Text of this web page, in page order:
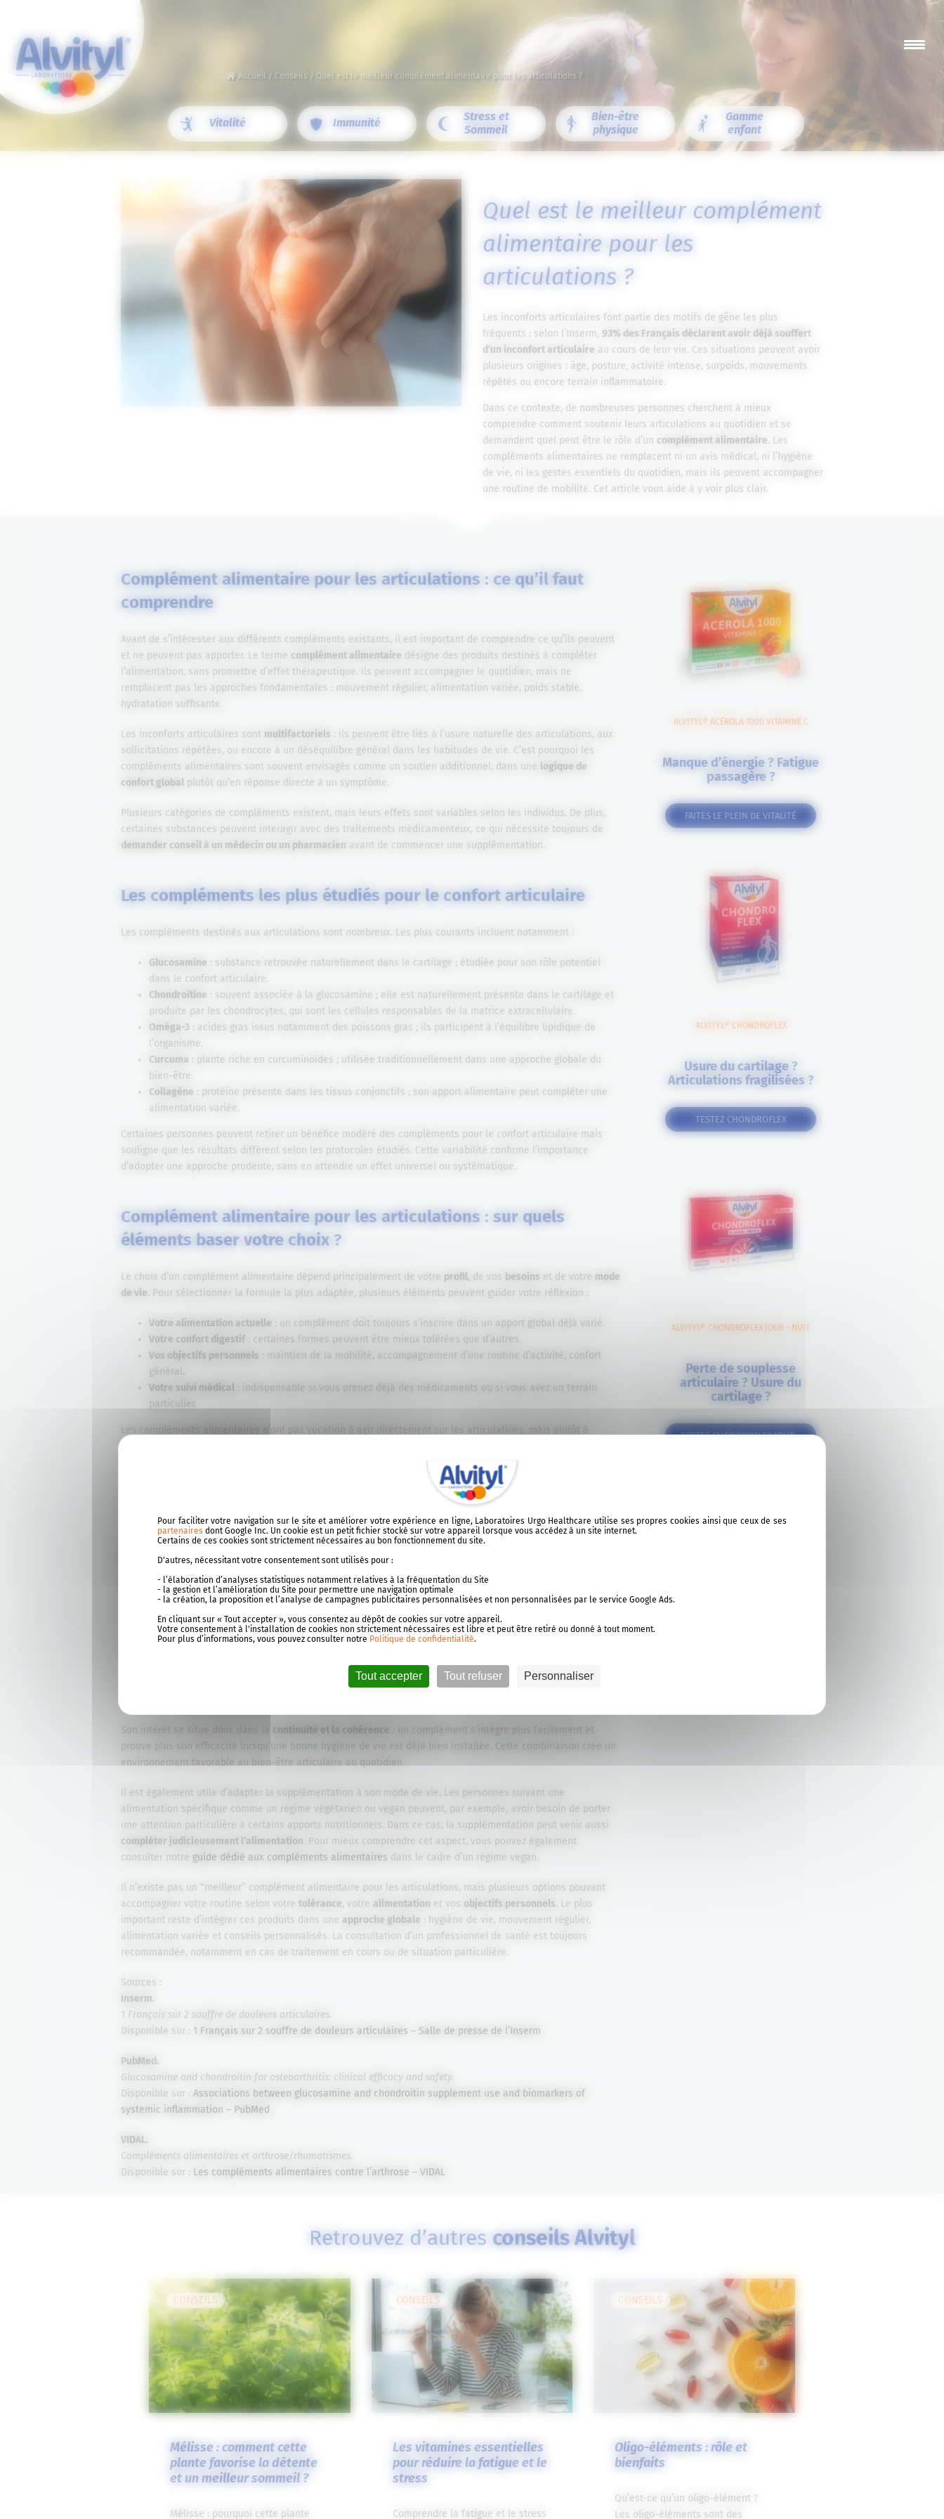
Accueil / Conseils / Quel est le meilleur complément alimentaire pour les articulations ?
Vitalité Immunité
Stress et
Sommeil
Bien-être
physique
Gamme
enfant
Quel est le meilleur complément
alimentaire pour les
articulations ?
Les inconforts articulaires font partie des motifs de gêne les plus
fréquents : selon l’Inserm, 93% des Français déclarent avoir déjà souffert
d’un inconfort articulaire au cours de leur vie. Ces situations peuvent avoir
plusieurs origines : âge, posture, activité intense, surpoids, mouvements
répétés ou encore terrain inflammatoire.
Dans ce contexte, de nombreuses personnes cherchent à mieux
comprendre comment soutenir leurs articulations au quotidien et se
demandent quel peut être le rôle d’un complément alimentaire. Les
compléments alimentaires ne remplacent ni un avis médical, ni l’hygiène
de vie, ni les gestes essentiels du quotidien, mais ils peuvent accompagner
une routine de mobilité. Cet article vous aide à y voir plus clair.
Complément alimentaire pour les articulations : ce qu’il faut
comprendre
Avant de s’intéresser aux différents compléments existants, il est important de comprendre ce qu’ils peuvent
et ne peuvent pas apporter. Le terme complément alimentaire désigne des produits destinés à compléter
l’alimentation, sans promettre d’effet thérapeutique. Ils peuvent accompagner le quotidien, mais ne
remplacent pas les approches fondamentales : mouvement régulier, alimentation variée, poids stable,
hydratation suffisante.
Les inconforts articulaires sont multifactoriels : ils peuvent être liés à l’usure naturelle des articulations, aux
sollicitations répétées, ou encore à un déséquilibre général dans les habitudes de vie. C’est pourquoi les
compléments alimentaires sont souvent envisagés comme un soutien additionnel, dans une logique de
confort globalplutôt qu’en réponse directe à un symptôme.
Plusieurs catégories de compléments existent, mais leurs effets sont variables selon les individus. De plus,
certaines substances peuvent interagir avec des traitements médicamenteux, ce qui nécessite toujours de
demander conseil à un médecin ou un pharmacien avant de commencer une supplémentation.
Les compléments les plus étudiés pour le confort articulaire
Les compléments destinés aux articulations sont nombreux. Les plus courants incluent notamment :
Glucosamine : substance retrouvée naturellement dans le cartilage ; étudiée pour son rôle potentiel
dans le confort articulaire.
Chondroïtine : souvent associée à la glucosamine ; elle est naturellement présente dans le cartilage et
produite par les chondrocytes, qui sont les cellules responsables de la matrice extracellulaire.
Oméga-3: acides gras issus notamment des poissons gras ; ils participent à l’équilibre lipidique de
l’organisme.
Curcuma : plante riche en curcuminoïdes ; utilisée traditionnellement dans une approche globale du
bien-être.
Collagène : protéine présente dans les tissus conjonctifs ; son apport alimentaire peut compléter une
alimentation variée.
Certaines personnes peuvent retirer un bénéfice modéré des compléments pour le confort articulaire mais
souligne que les résultats diffèrent selon les protocoles étudiés. Cette variabilité confirme l’importance
d’adopter une approche prudente, sans en attendre un effet universel ou systématique.
Complément alimentaire pour les articulations : sur quels
éléments baser votre choix ?
Le choix d’un complément alimentaire dépend principalement de votre profil, de vos besoins et de votre mode
de vie. Pour sélectionner la formule la plus adaptée, plusieurs éléments peuvent guider votre réflexion :
Votre alimentation actuelle : un complément doit toujours s’inscrire dans un apport global déjà varié.
Votre confort digestif: certaines formes peuvent être mieux tolérées que d’autres.
Vos objectifs personnels : maintien de la mobilité, accompagnement d’une routine d’activité, confort
général.
Votre suivi médical: indispensable si vous prenez déjà des médicaments ou si vous avez un terrain
particulier.
Les compléments alimentaires n’ont pas vocation à agir directement sur les articulations, mais plutôt à
Si vous cherchez une solution pour compléter votre alimentation quotidienne,l’Acérola 1000 Alvityl
apporte une source pratique de vitamine C issue d’un fruit naturellement riche en nutriments.
Intégrer un complément alimentaire dans une approche globale
du bien-être articulaire
Introduire un complément alimentaire pour les articulations prend tout son sens lorsqu’il s’intègre dans une
approche globale du bien-être. Il n’agit pas seul, mais vientapporter un soutien nutritionnel supplémentaire
certaines personnes, il peut représenter un moyen simple d’assurer un apport régulier en nutriments difficiles
à obtenir en quantité suffisante : oméga-3, collagène, glucosamine, chondroïtine… autant de nutriments que
Son intérêt se situe donc dans la continuité et la cohérence
: un complément s’intègre plus facilement et
prouve plus son efficacité lorsqu’une bonne hygiène de vie est déjà bien installée. Cette combinaison crée un
environnement favorable au bien-être articulaire au quotidien.
Il est également utile d’adapter la supplémentation à son mode de vie. Les personnes suivant une
alimentation spécifique comme un régime végétarien ou vegan peuvent, par exemple, avoir besoin de porter
une attention particulière à certains apports nutritionnels. Dans ce cas, la supplémentation peut venir aussi
compléter judicieusement l’alimentation. Pour mieux comprendre cet aspect, vous pouvez également
consulter notre guide dédié aux compléments alimentaires dans le cadre d’un régime vegan.
Il n’existe pas un “meilleur” complément alimentaire pour les articulations, mais plusieurs options pouvant
accompagner votre routine selon votre tolérance, votre alimentation et vos objectifs personnels. Le plus
important reste d’intégrer ces produits dans une approche globale : hygiène de vie, mouvement régulier,
alimentation variée et conseils personnalisés. La consultation d’un professionnel de santé est toujours
recommandée, notamment en cas de traitement en cours ou de situation particulière.
Sources :
Inserm.
1 Français sur 2 souffre de douleurs articulaires.
Disponible sur : 1 Français sur 2 souffre de douleurs articulaires – Salle de presse de l’Inserm
PubMed.
Glucosamine and chondroitin for osteoarthritis: clinical efficacy and safety.
Disponible sur : Associations between glucosamine and chondroitin supplement use and biomarkers of
systemic inflammation – PubMed
VIDAL.
Compléments alimentaires et arthrose/rhumatismes.
Disponible sur : Les compléments alimentaires contre l’arthrose – VIDAL
ALVITYL® ACÉROLA 1000 VITAMINE C
Manque d’énergie ? Fatigue
passagère ?
FAITES LE PLEIN DE VITALITÉ
ALVITYL® CHONDROFLEX
Usure du cartilage ?
Articulations fragilisées ?
TESTEZ CHONDROFLEX
ALVITYL® CHONDROFLEX JOUR - NUIT
Perte de souplesse
articulaire ? Usure du
cartilage ?
TESTEZ CHONDROFLEX JOUR -
Retrouvez d’autres conseils Alvityl
CONSEILS
Mélisse : comment cette
plante favorise la détente
et un meilleur sommeil ?
Mélisse : pourquoi cette plante
CONSEILS
Les vitamines essentielles
pour réduire la fatigue et le
stress
Comprendre la fatigue et le stress
CONSEILS
Oligo-éléments : rôle et
bienfaits
Qu’est-ce qu’un oligo-élément ?
Les oligo-éléments sont des
Panneau de gestion des cookies
Pour faciliter votre navigation sur le site et améliorer votre expérience en ligne, Laboratoires Urgo Healthcare utilise ses propres cookies ainsi que ceux de ses
partenaires dont Google Inc. Un cookie est un petit fichier stocké sur votre appareil lorsque vous accédez à un site internet.
Certains de ces cookies sont strictement nécessaires au bon fonctionnement du site.
D'autres, nécessitant votre consentement sont utilisés pour :
- l’élaboration d’analyses statistiques notamment relatives à la fréquentation du Site
- la gestion et l’amélioration du Site pour permettre une navigation optimale
- la création, la proposition et l’analyse de campagnes publicitaires personnalisées et non personnalisées par le service Google Ads.
En cliquant sur « Tout accepter », vous consentez au dépôt de cookies sur votre appareil.
Votre consentement à l'installation de cookies non strictement nécessaires est libre et peut être retiré ou donné à tout moment.
Pour plus d’informations, vous pouvez consulter notre Politique de confidentialité.
Tout accepter Tout refuser Personnaliser